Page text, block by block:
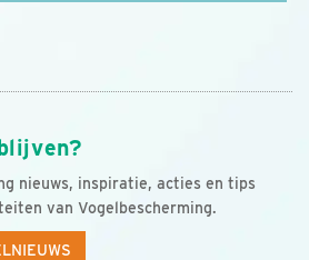
nieuws, inspiratie, acties en tips
van Vogelbescherming.